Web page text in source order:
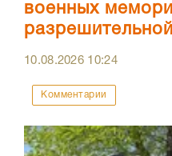
военных
10.08.2026 10:24
Комментарии